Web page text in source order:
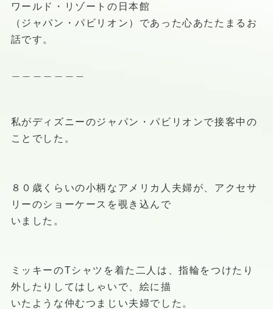
ワールド・リゾートの日本館
（ジャパン・パビリオン）であった心あたたまるお
話です。
私がディズニーのジャパン・パビリオンで接客中の
ことでした。
８０歳くらいの小柄なアメリカ人夫婦が、アクセサ
リーのショーケースを覗き込んで
いました。
ミッキーのTシャツを着た二人は、指輪をつけたり
外したりしてはしゃいで、絵に描
いたような仲むつまじい夫婦でした。